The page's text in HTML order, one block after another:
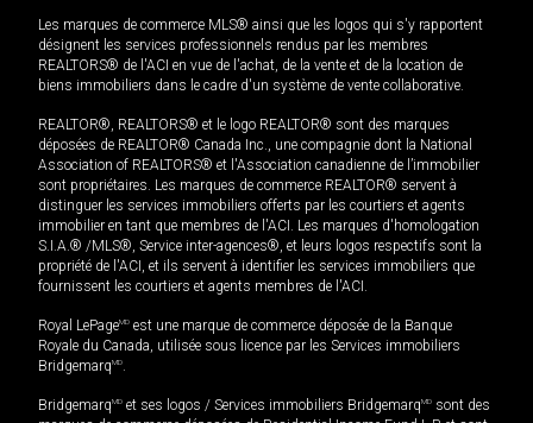
Les marques de commerce MLS® ainsi que les logos qui s'y rapportent
désignent les services professionnels rendus par les membres
REALTORS® de l'ACI en vue de l'achat, de la vente et de la location de
biens immobiliers dans le cadre d'un système de vente collaborative.
REALTOR®, REALTORS® et le logo REALTOR® sont des marques
déposées de REALTOR® Canada Inc., une compagnie dont la National
Association of REALTORS® et l'Association canadienne de l’immobilier
sont propriétaires. Les marques de commerce REALTOR® servent à
distinguer les services immobiliers offerts par les courtiers et agents
immobilier en tant que membres de l'ACI. Les marques d'homologation
S.I.A.® /MLS®, Service inter-agences®, et leurs logos respectifs sont la
propriété de l'ACI, et ils servent à identifier les services immobiliers que
fournissent les courtiers et agents membres de l'ACI.
Royal LePageMD est une marque de commerce déposée de la Banque
Royale du Canada, utilisée sous licence par les Services immobiliers
BridgemarqMD.
BridgemarqMD et ses logos / Services immobiliers BridgemarqMD sont des